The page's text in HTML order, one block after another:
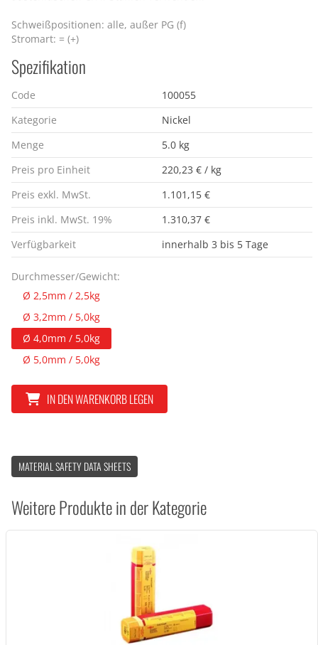
Schweißpositionen: alle, außer PG (f)
Stromart: = (+)
Spezifikation
Code
100055
Kategorie
Nickel
Menge
5.0 kg
Preis pro Einheit
220,23 € / kg
Preis exkl. MwSt.
1.101,15 €
Preis inkl. MwSt. 19%
1.310,37 €
Verfügbarkeit
innerhalb 3 bis 5 Tage
Durchmesser/Gewicht:
Ø 2,5mm / 2,5kg
Ø 3,2mm / 5,0kg
Ø 4,0mm / 5,0kg
Ø 5,0mm / 5,0kg
IN DEN WARENKORB LEGEN
MATERIAL SAFETY DATA SHEETS
Weitere Produkte in der Kategorie